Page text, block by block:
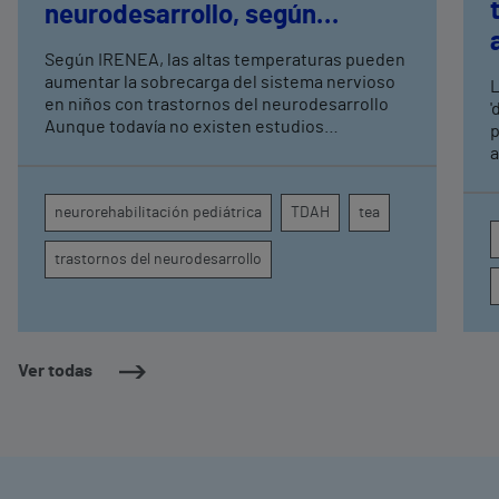
Ver todas
neurodesarrollo, según
expertos en
neurorrehabilitación
pediátrica de Vithas
Según IRENEA, las altas temperaturas pueden
aumentar la sobrecarga del sistema nervioso
en niños con trastornos del neurodesarrollo
Aunque todavía no existen estudios
atención, la regulación emocional y la
conducta
neurorehabilitación pediátrica TDAH tea
trastornos del neurodesarrollo